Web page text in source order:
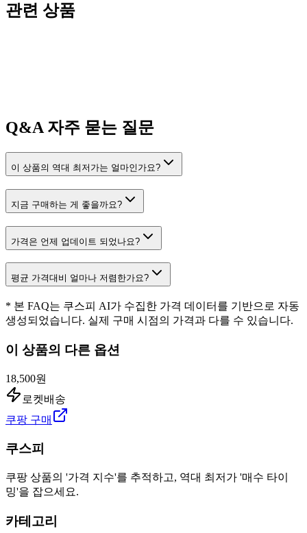
관련 상품
Q&A자주 묻는 질문
이 상품의 역대 최저가는 얼마인가요?
지금 구매하는 게 좋을까요?
가격은 언제 업데이트 되었나요?
평균 가격대비 얼마나 저렴한가요?
* 본 FAQ는 쿠스피 AI가 수집한 가격 데이터를 기반으로 자동
생성되었습니다. 실제 구매 시점의 가격과 다를 수 있습니다.
이 상품의 다른 옵션
18,500원
로켓배송
쿠팡 구매
쿠스피
쿠팡 상품의 '가격 지수'를 추적하고, 역대 최저가 '매수 타이
밍'을 잡으세요.
카테고리